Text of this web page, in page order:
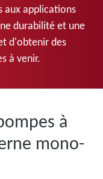
aux applications
durabilité et une
d'obtenir des
à venir.
à
mono-